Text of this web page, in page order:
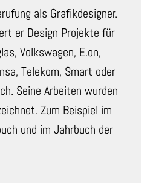
als Grafikdesigner.
er Design Projekte für
Volkswagen, E.on,
Telekom, Smart oder
Seine Arbeiten wurden
Zum Beispiel im
und im Jahrbuch der